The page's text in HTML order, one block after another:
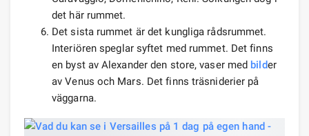
det här rummet.
Det sista rummet är det kungliga rådsrummet.
Interiören speglar syftet med rummet. Det finns
en byst av Alexander den store, vaser med bilder
av Venus och Mars. Det finns träsniderier på
väggarna.